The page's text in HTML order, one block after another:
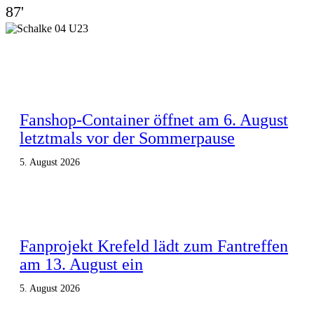
87'
Fanshop-Container öffnet am 6. August
letztmals vor der Sommerpause
5. August 2026
Fanprojekt Krefeld lädt zum Fantreffen
am 13. August ein
5. August 2026